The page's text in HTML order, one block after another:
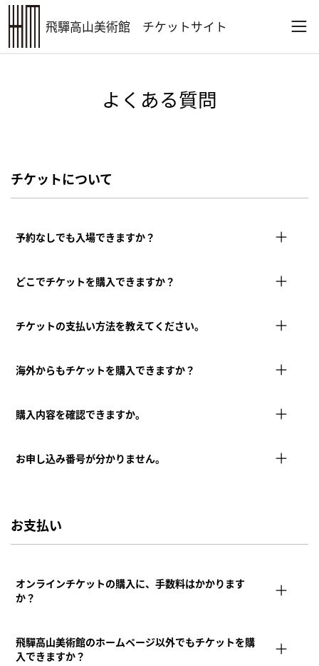
飛驒高山美術館 チケットサイト
よくある質問
チケットについて
予約なしでも入場できますか？
どこでチケットを購入できますか？
チケットの支払い方法を教えてください。
海外からもチケットを購入できますか？
購入内容を確認できますか。
お申し込み番号が分かりません。
お支払い
オンラインチケットの購入に、手数料はかかります
か？
飛驒高山美術館のホームページ以外でもチケットを購
入できますか？